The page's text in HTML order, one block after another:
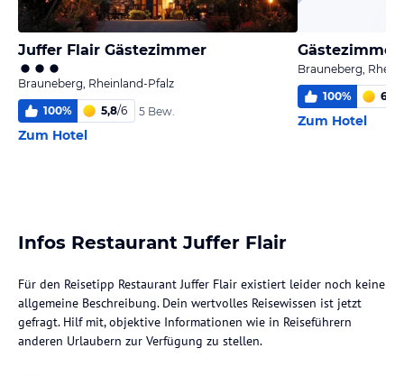
Juffer Flair Gästezimmer
Brauneberg, Rheinland-Pfalz
100% 5,8/6 5 Bew.
Zum Hotel
Brauneberg,
100% 6
Zum Hotel
Infos Restaurant Juffer Flair
Für den Reisetipp Restaurant Juffer Flair existiert leider noch keine
allgemeine Beschreibung. Dein wertvolles Reisewissen ist jetzt
gefragt. Hilf mit, objektive Informationen wie in Reiseführern
anderen Urlaubern zur Verfügung zu stellen.